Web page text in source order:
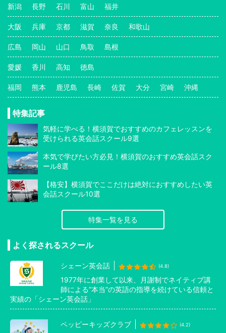
新潟 長野 石川 富山 福井
大阪 兵庫 京都 滋賀 奈良 和歌山
広島 岡山 山口 鳥取 島根
愛媛 香川 高知 徳島
福岡 熊本 鹿児島 長崎 佐賀 大分 宮崎 沖縄
特集記事
気軽に学べる！横須賀でおすすめのカフェレッスンを
受けられる英会話スクール9選
本気で学びたい方必見！横須賀のおすすめ英会話スク
ール8選
【格安】横須賀でここだけは絶対におすすめしたい英
会話スクール10選
特集一覧を見る
よく探されるスクール
シェーン英会話 (4.8)
1977年に創業して以来、月謝制でネイティブ講
師による”本当”の英語の指導を続けている信頼と
実績の「シェーン英会話」
ペッピーキッズクラブ (4.2)